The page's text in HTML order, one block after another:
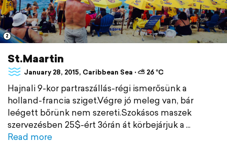
2
St.Maartin
January 28, 2015, Caribbean Sea ⋅ ⛅ 26 °C
Hajnali 9-kor partraszállás-régi ismerősünk a
holland-francia sziget.Végre jó meleg van, bár
leégett bőrünk nem szereti.Szokásos maszek
szervezésben 25$-ért 3órán át körbejárjuk a
Read more